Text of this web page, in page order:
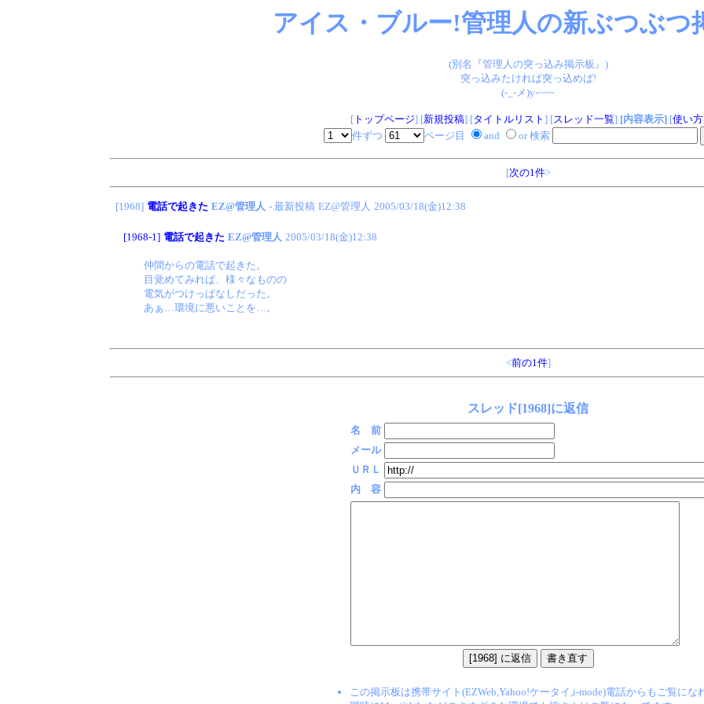
アイス・ブルー!管理人の新ぶつぶつ
(別名『管理人の突っ込み掲示板』)
突っ込みたければ突っ込めば!
(-_-メ)y-~~~
[トップページ] [新規投稿] [タイトルリスト ] [スレッド一覧] [内容表示][使い方
件ずつ
ページ目 and or 検索
[次の1件>
[1968] 電話で起きた EZ@管理人 - 最新投稿 EZ@管理人 2005/03/18(金)12:38
[1968-1] 電話で起きた EZ@管理人 2005/03/18(金)12:38
仲間からの電話で起きた。
目覚めてみれば、様々なものの
電気がつけっぱなしだった。
あぁ…環境に悪いことを…。
<前の1件]
スレッド[1968]に返信
名 前
メール
ＵＲＬ
内 容
この掲示板は携帯サイト(EZWeb,Yahoo!ケータイ,i-mode)電話からもご覧にな